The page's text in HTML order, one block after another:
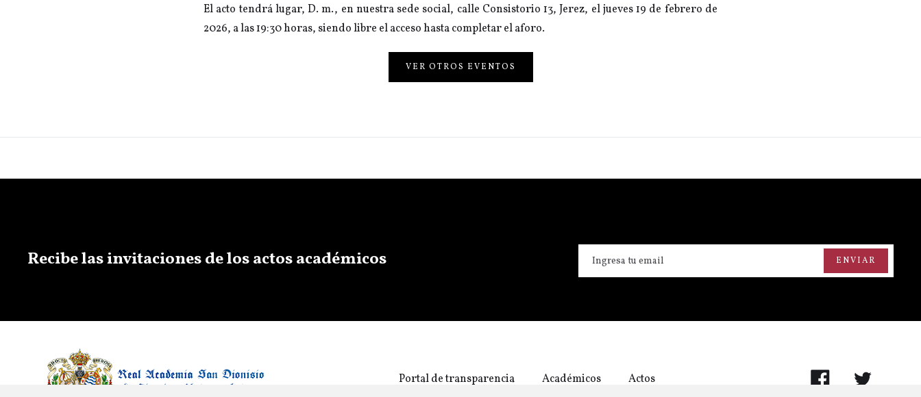
El acto tendrá lugar, D. m., en nuestra sede social, calle Consistorio 13, Jerez, el jueves 19 de febrero de
2026, a las 19:30 horas, siendo libre el acceso hasta completar el aforo.
VER OTROS EVENTOS
Recibe las invitaciones de los actos académicos
Portal de transparencia Académicos Actos